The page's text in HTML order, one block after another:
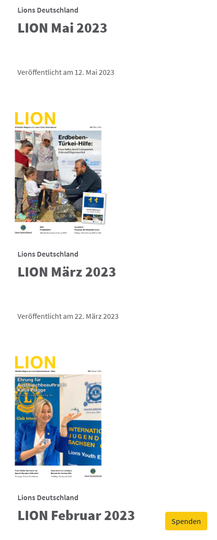
Spenden
Lions Deutschland
LION Mai 2023
Veröffentlicht am 12. Mai 2023
Lions Deutschland
LION März 2023
Veröffentlicht am 22. März 2023
Lions Deutschland
LION Februar 2023